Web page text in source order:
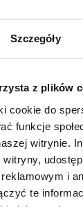
Szczegóły
z plików
cookie do
funkcje
witrynie.
i
te